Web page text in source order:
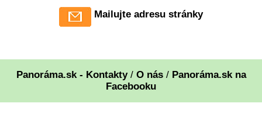
Mailujte adresu stránky
Panoráma.sk - Kontakty/ O nás/ Panoráma.sk na
Facebooku